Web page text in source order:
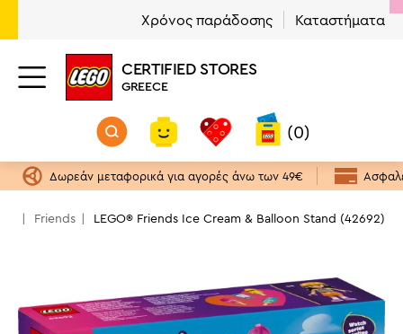
Χρόνος παράδοσης Καταστήματα
CERTIFIED STORES
GREECE
(0)
Δωρεάν μεταφορικά για αγορές άνω των 49€
Friends LEGO® Friends Ice Cream & Balloon Stand (42692)